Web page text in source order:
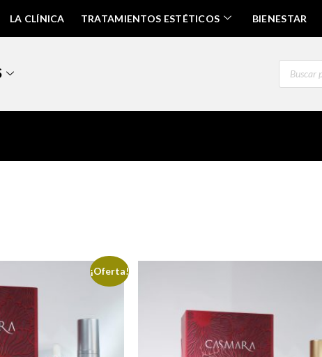
LA CLÍNICA TRATAMIENTOS ESTÉTICOS BIENESTAR
¡Oferta!